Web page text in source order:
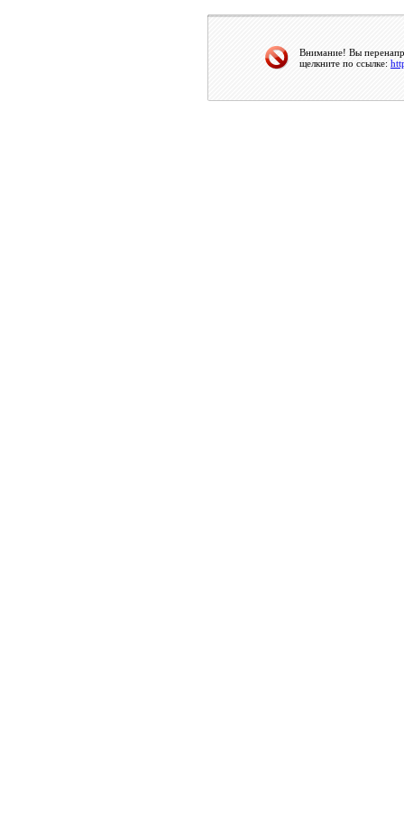
Внимание! Вы
щелкните по ссылке: